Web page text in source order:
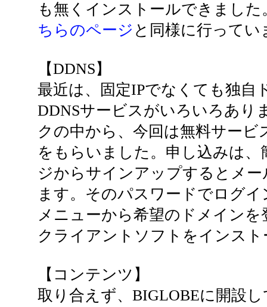
も無くインストールできました
ちらのページ と同様に行ってい
【DDNS】
最近は、固定IPでなくても独自
DDNSサービスがいろいろあり
クの中から、今回は無料サービ
をもらいました。申し込みは
ジからサインアップするとメ
ます。そのパスワードでログイ
メニューから希望のドメイン
クライアントソフトをインス
【コンテンツ】
取り合えず、BIGLOBEに開設